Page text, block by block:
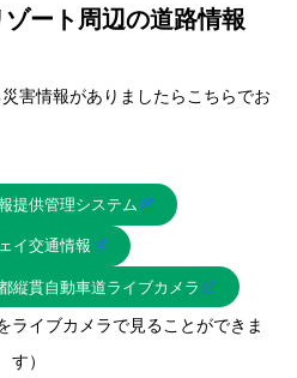
ート周辺の道路情報
害情報がありましたらこちらでお
提供管理システム
イ交通情報
縦貫自動車道ライブカメラ
ライブカメラで見ることができま
す）